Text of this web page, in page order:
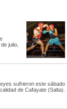
julio,
sufrieron este sábado
de Cafayate (Salta).